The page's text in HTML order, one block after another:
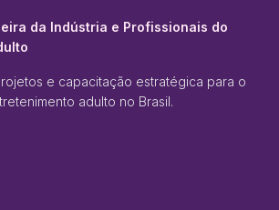
da Indústria e Profissionais do
e capacitação estratégica para o
adulto no Brasil.